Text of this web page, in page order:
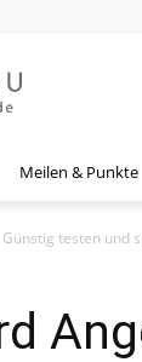
Meilen & Punkte
testen und